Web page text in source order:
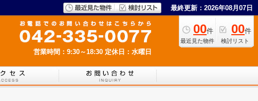
最終更新：2026年08月07日
00件
最近見た物件
00件
検討リスト
営業時間：9:30～18:30 定休日：水曜日